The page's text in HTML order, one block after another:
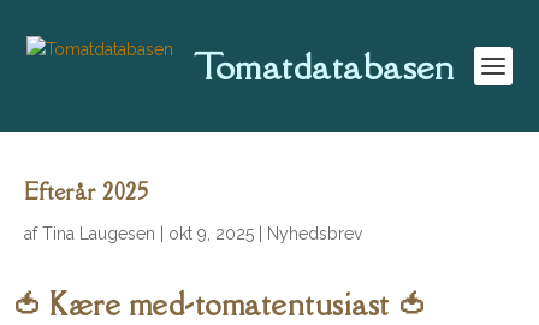
Tomatdatabasen
Efterår 2025
afTina Laugesen okt 9, 2025 Nyhedsbrev
🍅 Kære med-tomatentusiast 🍅